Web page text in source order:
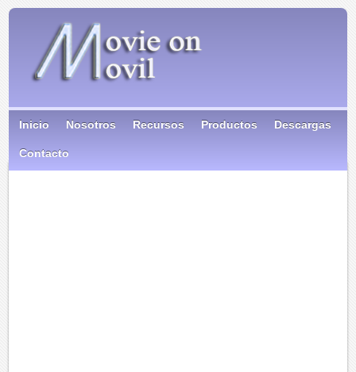
Inicio Nosotros Recursos Productos Descargas
Contacto